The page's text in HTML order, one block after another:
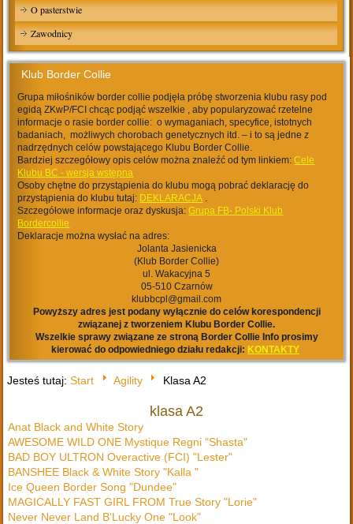
O pasterstwie
Zawodnicy
Klub Border Collie
Grupa miłośników border collie podjęła próbę stworzenia klubu rasy pod
egidą ZKwP/FCI chcąc podjąć wszelkie , aby popularyzować rzetelne
informacje o rasie border collie: o wymaganiach, specyfice, istotnych
badaniach, możliwych chorobach genetycznych itd. – i to są jedne z
nadrzędnych celów powstającego Klubu Border Collie.
Bardziej szczegółowy opis celów można znaleźć od tym linkiem:Cele
Klubu BC - wersja wstępna
Osoby chętne do przystąpienia do klubu mogą pobrać deklarację do
przystąpienia do klubu tutaj: DEKLARACJA .
Szczegółowe informacje oraz dyskusja:Grupa FB- Polski Klub
Bordercollie
Deklaracje można wysłać na adres:
Jolanta Jasienicka
(Klub Border Collie)
ul. Wakacyjna 5
05-510 Czarnów
klubbcpl@gmail.com
Powyższy adres jest podany wyłącznie do celów korespondencji
związanej z tworzeniem Klubu Border Collie.
Wszelkie sprawy związane ze stroną Border Collie Info prosimy
kierować do odpowiedniego działu redakcji: KONTAKTY
Jesteś tutaj:Start Agility Klasa A2
klasa A2
Anat Black and White Story
AWESOME WILD ONE Mystique Regni "Shasta"
BAD BOY ULTRON Overactive (FCI) "Lester"
BANSHEE Black & White Story "Kalla "
Ice Queen Border Song "Dundee"
MAGICALLY FAST GIRL FROM True Story "Lorie"
Never Never Land B'Lucky One "Look"